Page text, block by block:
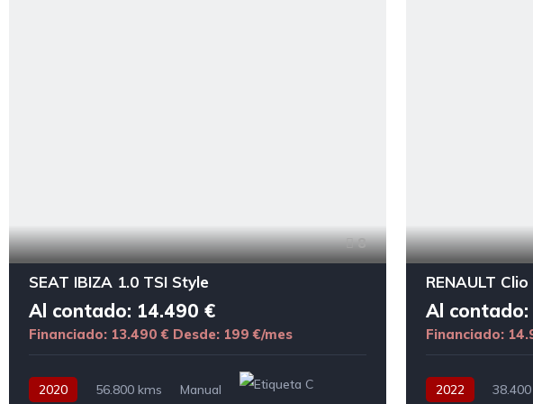
8
SEAT IBIZA 1.0 TSI Style
Al contado: 14.490 €
Financiado: 13.490 € Desde: 199 €/mes
2020 56.800 kms Manual
RENAULT
Al
Financiado:
2022